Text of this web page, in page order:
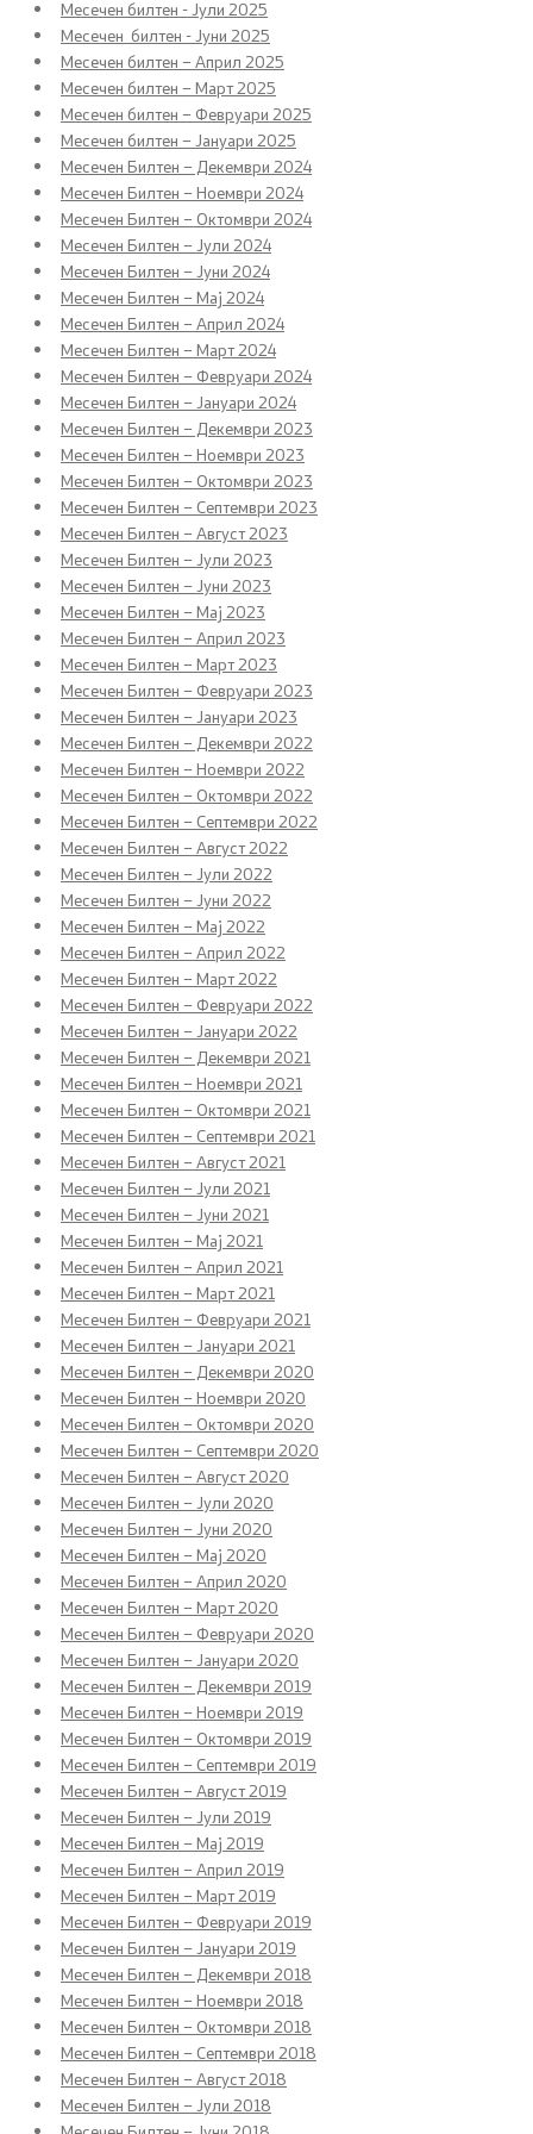
Политика за квалитет
Превенција од корупција
Органограм
Области
Јавни финансии
Економска политика и развој
Даноци и царини
Финансиски систем
Централна хармонизација на системот на
внатрешна финансиска контрола во јавниот
сектор
Стратешко планирање
Академија за јавни финансии
Финансиска едукација
Избори
Финансиска инспекција во јавниот сектор
Клучни сегменти
Статистика
Реформи
Проекти
Публикации и објави
Јавни набавки
Годишни планови
Е-јавни набавки
Склучени договори за јавни набавки
Закони и прописи
Буџет и финансирање на ЕЛС
Даноци
Царина
Финансиски систем
Јавен долг
Позајмување од странство
Гаранции за позајмување од странство
Јавна внатрешна финансиска контрола
Управа за имотно правни работи - закони
Месечен билтен - Јули 2025
Месечен билтен - Јуни 2025
Месечен билтен – Април 2025
Месечен билтен – Март 2025
Месечен билтен – Февруари 2025
Месечен билтен – Јануари 2025
Месечен Билтен – Декември 2024
Месечен Билтен – Ноември 2024
Месечен Билтен – Октомври 2024
Месечен Билтен – Јули 2024
Месечен Билтен – Јуни 2024
Месечен Билтен – Мај 2024
Месечен Билтен – Април 2024
Месечен Билтен – Март 2024
Месечен Билтен – Февруари 2024
Месечен Билтен – Јануари 2024
Месечен Билтен – Декември 2023
Месечен Билтен – Ноември 2023
Месечен Билтен – Октомври 2023
Месечен Билтен – Септември 2023
Месечен Билтен – Август 2023
Месечен Билтен – Јули 2023
Месечен Билтен – Јуни 2023
Месечен Билтен – Мај 2023
Месечен Билтен – Април 2023
Месечен Билтен – Март 2023
Месечен Билтен – Февруари 2023
Месечен Билтен – Јануари 2023
Месечен Билтен – Декември 2022
Месечен Билтен – Ноември 2022
Месечен Билтен – Октомври 2022
Месечен Билтен – Септември 2022
Месечен Билтен – Август 2022
Месечен Билтен – Јули 2022
Месечен Билтен – Јуни 2022
Месечен Билтен – Мај 2022
Месечен Билтен – Април 2022
Месечен Билтен – Март 2022
Месечен Билтен – Февруари 2022
Месечен Билтен – Јануари 2022
Месечен Билтен – Декември 2021
Месечен Билтен – Ноември 2021
Месечен Билтен – Октомври 2021
Месечен Билтен – Септември 2021
Месечен Билтен – Август 2021
Месечен Билтен – Јули 2021
Месечен Билтен – Јуни 2021
Месечен Билтен – Мај 2021
Месечен Билтен – Април 2021
Месечен Билтен – Март 2021
Месечен Билтен – Февруари 2021
Месечен Билтен – Јануари 2021
Месечен Билтен – Декември 2020
Месечен Билтен – Ноември 2020
Месечен Билтен – Октомври 2020
Месечен Билтен – Септември 2020
Месечен Билтен – Август 2020
Месечен Билтен – Јули 2020
Месечен Билтен – Јуни 2020
Месечен Билтен – Мај 2020
Месечен Билтен – Април 2020
Месечен Билтен – Март 2020
Месечен Билтен – Февруари 2020
Месечен Билтен – Јануари 2020
Месечен Билтен – Декември 2019
Месечен Билтен – Ноември 2019
Месечен Билтен – Октомври 2019
Месечен Билтен – Септември 2019
Месечен Билтен – Август 2019
Месечен Билтен – Јули 2019
Месечен Билтен – Мај 2019
Месечен Билтен – Април 2019
Месечен Билтен – Март 2019
Месечен Билтен – Февруари 2019
Месечен Билтен – Јануари 2019
Месечен Билтен – Декември 2018
Месечен Билтен – Ноември 2018
Месечен Билтен – Октомври 2018
Месечен Билтен – Септември 2018
Месечен Билтен – Август 2018
Месечен Билтен – Јули 2018